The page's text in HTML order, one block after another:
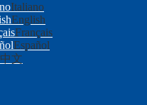
Italiano
English
Français
Español
中文